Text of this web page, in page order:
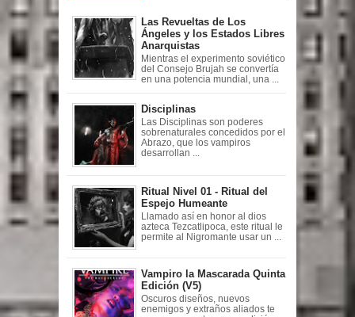
Las Revueltas de Los
Ángeles y los Estados Libres
Anarquistas
Mientras el experimento soviético
del Consejo Brujah se convertía
en una potencia mundial, una ...
Disciplinas
Las Disciplinas son poderes
sobrenaturales concedidos por el
Abrazo, que los vampiros
desarrollan ...
Ritual Nivel 01 - Ritual del
Espejo Humeante
Llamado así en honor al dios
azteca Tezcatlipoca, este ritual le
permite al Nigromante usar un ...
Vampiro la Mascarada Quinta
Edición (V5)
Oscuros diseños, nuevos
enemigos y extraños aliados te